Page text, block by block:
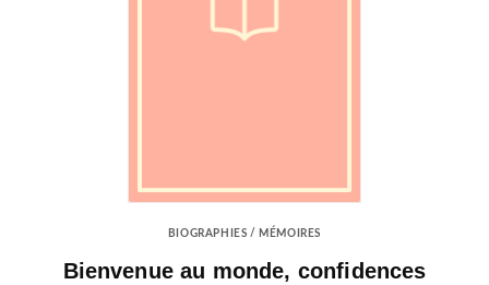
BIOGRAPHIES / MÉMOIRES
Bienvenue au monde, confidences